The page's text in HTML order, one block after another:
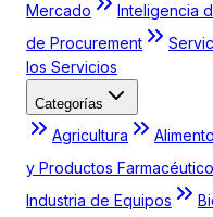
Mercado
Inteligencia
de Procurement
los Servicios
Categorías
Agricultura
y Productos
Industria de Equipos